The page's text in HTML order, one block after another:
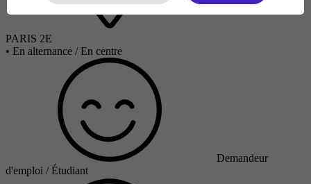
PARIS 2E
• En alternance / En centre
Demandeur
d'emploi / Étudiant